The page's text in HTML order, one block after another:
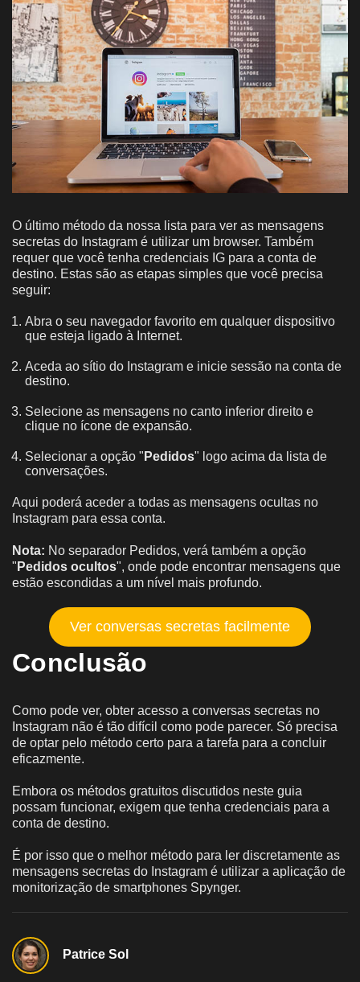
O último método da nossa lista para ver as mensagens
secretas do Instagram é utilizar um browser. Também
requer que você tenha credenciais IG para a conta de
destino. Estas são as etapas simples que você precisa
seguir:
Abra o seu navegador favorito em qualquer dispositivo
que esteja ligado à Internet.
Aceda ao sítio do Instagram e inicie sessão na conta de
destino.
Selecione as mensagens no canto inferior direito e
clique no ícone de expansão.
Selecionar a opção " Pedidos" logo acima da lista de
conversações.
Aqui poderá aceder a todas as mensagens ocultas no
Instagram para essa conta.
Nota: No separador Pedidos, verá também a opção
" Pedidos ocultos", onde pode encontrar mensagens que
estão escondidas a um nível mais profundo.
Ver conversas secretas facilmente
Conclusão
Como pode ver, obter acesso a conversas secretas no
Instagram não é tão difícil como pode parecer. Só precisa
de optar pelo método certo para a tarefa para a concluir
eficazmente.
Embora os métodos gratuitos discutidos neste guia
possam funcionar, exigem que tenha credenciais para a
conta de destino.
É por isso que o melhor método para ler discretamente as
mensagens secretas do Instagram é utilizar a aplicação de
monitorização de smartphones Spynger.
Patrice Sol